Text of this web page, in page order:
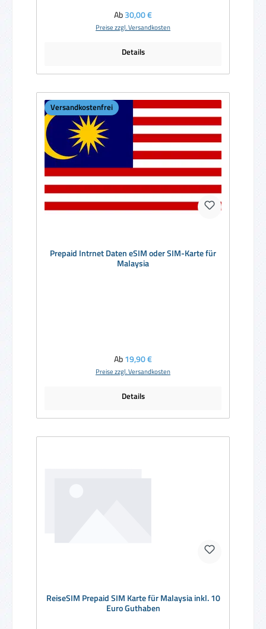
Regulärer Preis:
Ab30,00 €
Preise zzgl. Versandkosten
Details
Versandkostenfrei
Prepaid Intrnet Daten eSIM oder SIM-Karte für
Malaysia
Regulärer Preis:
Ab19,90 €
Preise zzgl. Versandkosten
Details
ReiseSIM Prepaid SIM Karte für Malaysia inkl. 10
Euro Guthaben